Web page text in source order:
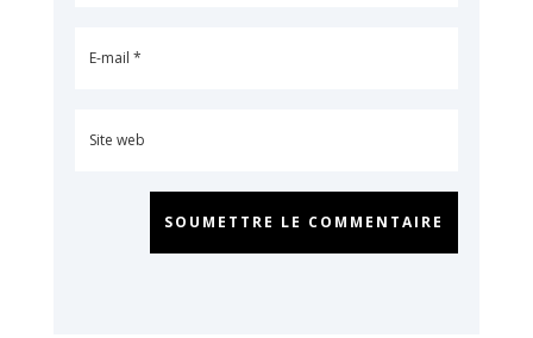
SOUMETTRE LE COMMENTAIRE